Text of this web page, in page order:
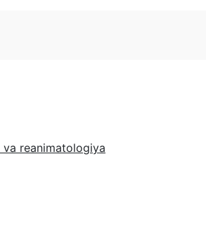
reanimatologiya